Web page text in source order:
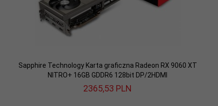
Sapphire Technology Karta graficzna Radeon RX 9060 XT
NITRO+ 16GB GDDR6 128bit DP/2HDMI
2365,53 PLN